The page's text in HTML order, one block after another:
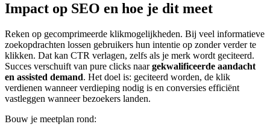
Impact op SEO en hoe je dit meet
Reken op gecomprimeerde klikmogelijkheden. Bij veel informatieve
zoekopdrachten lossen gebruikers hun intentie op zonder verder te
klikken. Dat kan CTR verlagen, zelfs als je merk wordt geciteerd.
Succes verschuift van pure clicks naargekwalificeerde aandacht
en assisted demand. Het doel is: geciteerd worden, de klik
verdienen wanneer verdieping nodig is en conversies efficiënt
vastleggen wanneer bezoekers landen.
Bouw je meetplan rond: